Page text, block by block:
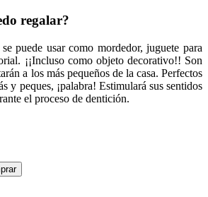
regalar?
se puede usar como mordedor, juguete para
¡¡Incluso como objeto decorativo!! Son
a los más pequeños de la casa. Perfectos
y peques, ¡palabra! Estimulará sus sentidos
el proceso de dentición.